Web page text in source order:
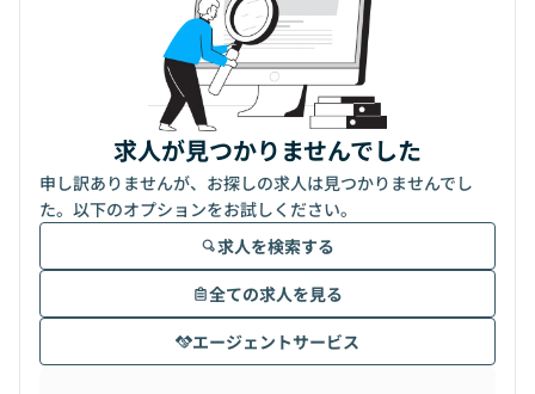
求人が見つかりませんでした
申し訳ありませんが、お探しの求人は見つかりませんでし
た。以下のオプションをお試しください。
求人を検索する
全ての求人を見る
エージェントサービス